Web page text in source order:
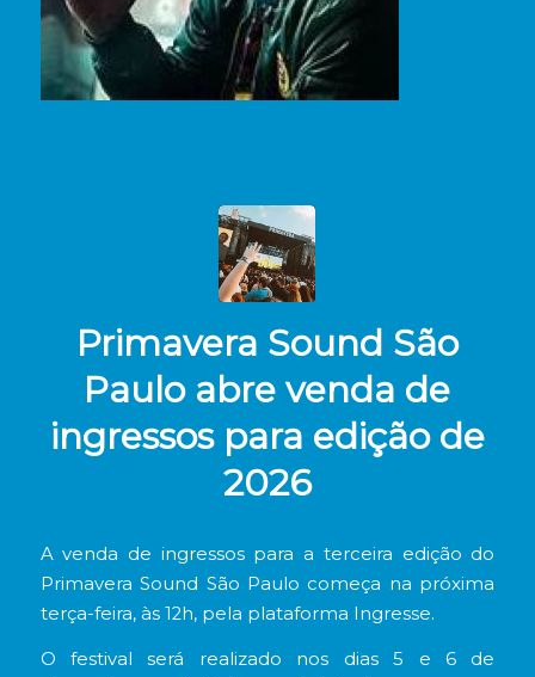
Primavera Sound São
Paulo abre venda de
ingressos para edição de
2026
A venda de ingressos para a terceira edição do
Primavera Sound São Paulo começa na próxima
terça-feira, às 12h, pela plataforma Ingresse.
O festival será realizado nos dias 5 e 6 de